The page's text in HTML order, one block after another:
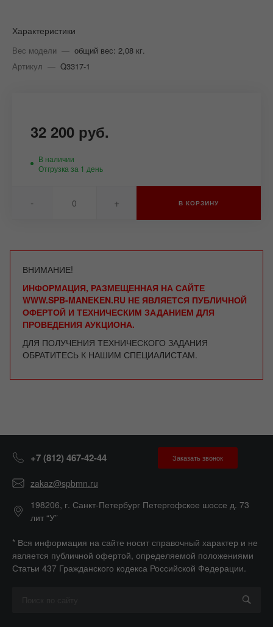
Характеристики
Вес модели — общий вес: 2,08 кг.
Артикул — Q3317-1
32 200 руб.
В наличии
Отгрузка за 1 день
- + В КОРЗИНУ
ВНИМАНИЕ!
ИНФОРМАЦИЯ, РАЗМЕЩЕННАЯ НА САЙТЕ
WWW.SPB-MANEKEN.RU НЕ ЯВЛЯЕТСЯ ПУБЛИЧНОЙ
ОФЕРТОЙ И ТЕХНИЧЕСКИМ ЗАДАНИЕМ ДЛЯ
ПРОВЕДЕНИЯ АУКЦИОНА.
ДЛЯ ПОЛУЧЕНИЯ ТЕХНИЧЕСКОГО ЗАДАНИЯ
ОБРАТИТЕСЬ К НАШИМ СПЕЦИАЛИСТАМ.
+7 (812) 467-42-44 Заказать звонок
zakaz@spbmn.ru
198206, г. Санкт-Петербург Петергофское шоссе д. 73
лит “У”
* Вся информация на сайте носит справочный характер и не
является публичной офертой, определяемой положениями
Статьи 437 Гражданского кодекса Российской Федерации.